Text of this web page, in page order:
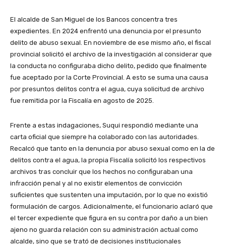
El alcalde de San Miguel de los Bancos concentra tres
expedientes. En 2024 enfrentó una denuncia por el presunto
delito de abuso sexual. En noviembre de ese mismo año, el fiscal
provincial solicitó el archivo de la investigación al considerar que
la conducta no configuraba dicho delito, pedido que finalmente
fue aceptado por la Corte Provincial. A esto se suma una causa
por presuntos delitos contra el agua, cuya solicitud de archivo
fue remitida por la Fiscalía en agosto de 2025.
Frente a estas indagaciones, Suqui respondió mediante una
carta oficial que siempre ha colaborado con las autoridades.
Recalcó que tanto en la denuncia por abuso sexual como en la de
delitos contra el agua, la propia Fiscalía solicitó los respectivos
archivos tras concluir que los hechos no configuraban una
infracción penal y al no existir elementos de convicción
suficientes que sustenten una imputación, por lo que no existió
formulación de cargos. Adicionalmente, el funcionario aclaró que
el tercer expediente que figura en su contra por daño a un bien
ajeno no guarda relación con su administración actual como
alcalde, sino que se trató de decisiones institucionales